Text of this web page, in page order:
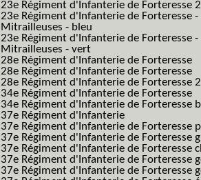
23e Régiment d'Infanterie de Forteresse
23e Régiment d'Infanterie de Forteresse
Mitrailleuses - bleu
23e Régiment d'Infanterie de Forteresse
Mitrailleuses - vert
28e Régiment d'Infanterie de Forteresse
28e Régiment d'Infanterie de Forteresse
28e Régiment d'Infanterie de Forteresse
34e Régiment d'Infanterie de Forteresse
34e Régiment d'Infanterie de Forteresse
37e Régiment d'Infanterie
37e Régiment d'Infanterie de Forteresse
37e Régiment d'Infanterie de Forteresse
37e Régiment d'Infanterie de Forteresse
37e Régiment d'Infanterie de Forteresse
37e Régiment d'Infanterie de Forteresse